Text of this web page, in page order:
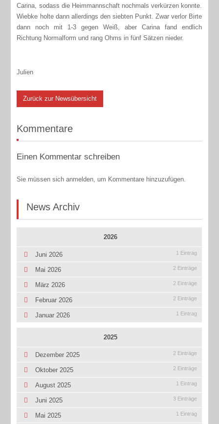
Carina, sodass die Heimmannschaft nochmals verkürzen konnte.
Wiebke holte dann allerdings den siebten Punkt. Zwar verlor Birte
dann noch mit 1-3 gegen Weiß, aber Carina fand endlich
Richtung Normalform und rang Ohms in fünf Sätzen nieder.
Julien
Zurück zur Newsübersicht
Kommentare
Einen Kommentar schreiben
Sie müssen sich anmelden, um Kommentare hinzuzufügen.
News Archiv
2026
Juni 2026 1 Eintrag
Mai 2026 2 Einträge
März 2026 2 Einträge
Februar 2026 2 Einträge
Januar 2026 1 Eintrag
2025
Dezember 2025 2 Einträge
Oktober 2025 2 Einträge
August 2025 1 Eintrag
Juni 2025 3 Einträge
Mai 2025 1 Eintrag